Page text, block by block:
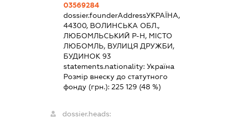
03569284
dossier.founderAddressУКРАЇНА,
44300, ВОЛИНСЬКА ОБЛ.,
ЛЮБОМЛЬСЬКИЙ Р-Н, МІСТО
ЛЮБОМЛЬ, ВУЛИЦЯ ДРУЖБИ,
БУДИНОК 93
statements.nationality: Україна
Розмір внеску до статутного
фонду (грн.): 225 129 (48 %)
dossier.heads: